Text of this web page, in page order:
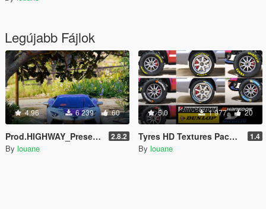
Legújabb Fájlok
4.96 6 239 60
Prod.HIGHWAY_Preset_GRAPHIC 2.8.2
By louane
5.0 1 977 20
Tyres HD Textures Pack 2K 1.4
By louane